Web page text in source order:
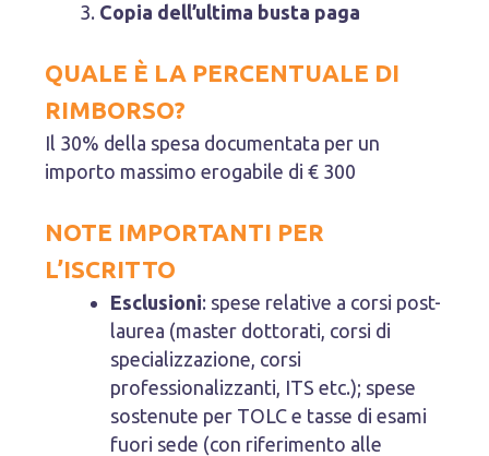
Copia dell’ultima busta paga
QUALE È LA PERCENTUALE DI
RIMBORSO?
Il 30% della spesa documentata per un
importo massimo erogabile di € 300
NOTE IMPORTANTI PER
L’ISCRITTO
Esclusioni: spese relative a corsi post-
laurea (master dottorati, corsi di
specializzazione, corsi
professionalizzanti, ITS etc.); spese
sostenute per TOLC e tasse di esami
fuori sede (con riferimento alle